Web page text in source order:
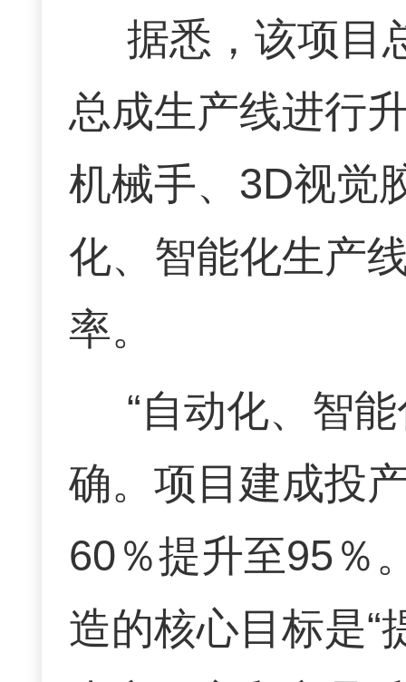
据悉，该项目
总成生产线进行
机械手、3D视觉
化、智能化生产
率。
“自动化、智
确。项目建成投
60％提升至95％
造的核心目标是“